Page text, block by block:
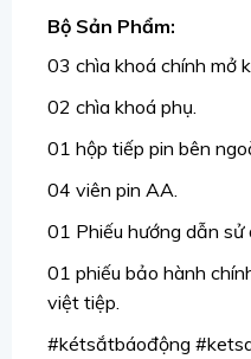
Bộ Sản Phẩm:
03 chìa khoá chính mở
02 chìa khoá phụ.
01 hộp tiếp pin bên
04 viên pin AA.
01 Phiếu hướng dẫn sử
01 phiếu bảo hành
việt tiệp.
#kétsắtbáođộng